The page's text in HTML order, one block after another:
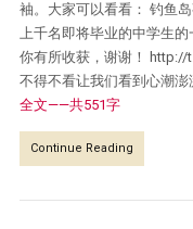
袖。大家可以看看： 钓鱼
上千名即将毕业的中学生
你有所收获，谢谢！ http://
不得不看让我们看到心潮
全文——共551字
Continue Reading